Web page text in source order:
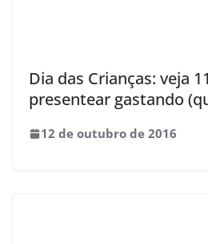
Dia das Crianças: veja
presentear gastando
12 de outubro de 2016